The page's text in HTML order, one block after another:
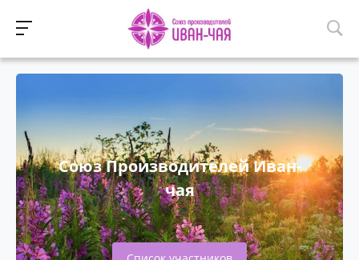
Союз Производителей Иван-
чая